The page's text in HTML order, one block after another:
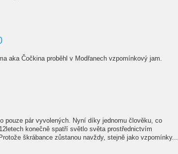
aka Čočkina proběhl v Modřanech vzpomínkový jam.
pouze pár vyvolených. Nyní díky jednomu člověku, co
konečně spatří světlo světa prostřednictvím
škrábance zůstanou navždy, stejně jako vzpomínky...